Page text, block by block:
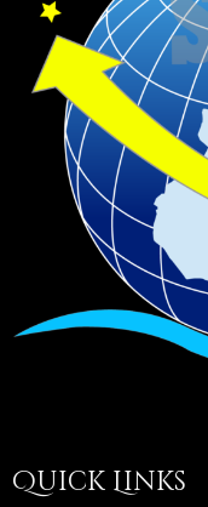
Quick Links